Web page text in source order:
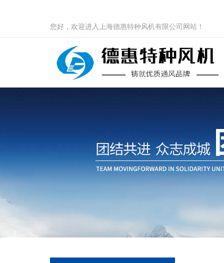
您好，欢迎进入上海德惠特种风机有限公司网站！